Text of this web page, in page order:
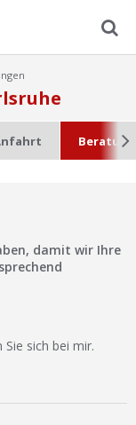
damit wir Ihre
sich bei mir.